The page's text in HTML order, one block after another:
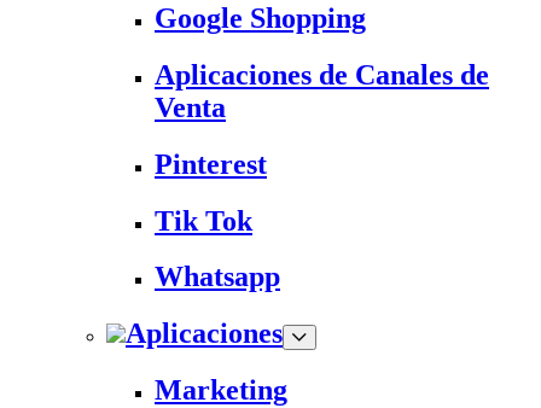
Google Shopping
Aplicaciones de Canales de
Venta
Pinterest
Tik Tok
Whatsapp
Aplicaciones
Marketing